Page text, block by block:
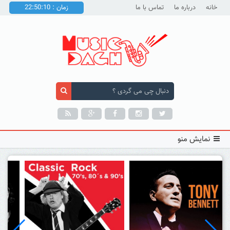
خانه درباره ما تماس با ما زمان : 22:50:12
نمایش منو